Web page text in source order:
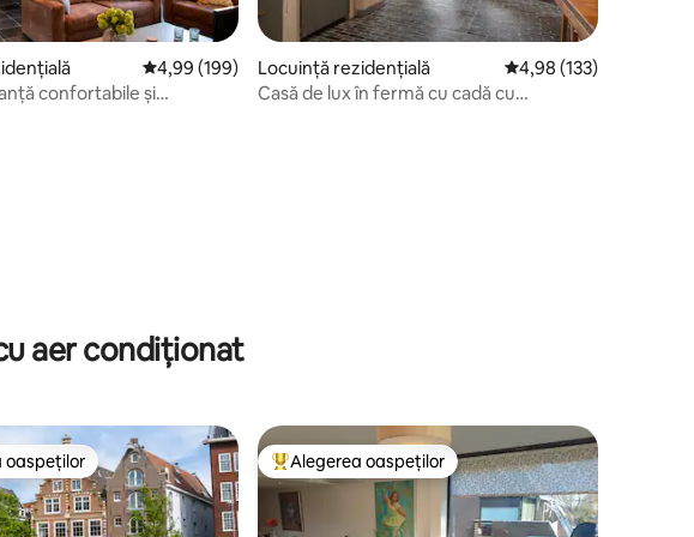
recenzii
Scor mediu de 4,99 din 5, 199 recenzii
4,99 (199)
confortabile și
Locuință rezidențială Scor mediu de 4,98
4,98 (133)
Casă de lux în fermă cu cadă cu
aer condiționat
topul categoriei Alegerea oaspeților
oaspeților Locuință din topul categoriei Alegerea oaspeților
Alegerea oaspeților